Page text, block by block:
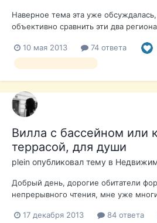
Наверное тема эта уже
объективно сравнить эти два
но вот, если бы, так сказать, "научно-
рассуждать, то, уже имея
10 мая 2013 74 ответа
Вилла с бассейном или
террасой, для души
plein опубликовал тему в
Добрый день, дорогие обитатели
непрерывного чтения, мне уже
мир - испанский. Поделитесь,
17 декабря 2013 84 ответа